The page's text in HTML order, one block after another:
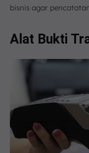
bisnis agar
Alat Bukti